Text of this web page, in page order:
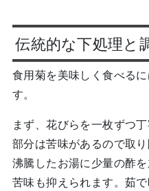
伝統的な下処理と
食用菊を美味しく食べる
す。
まず、花びらを一枚ずつ
部分は苦味があるので取
沸騰したお湯に少量の酢
苦味も抑えられます。茹